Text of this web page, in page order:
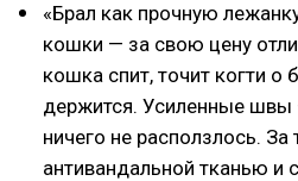
«Брал как прочную
кошки — за свою цену
кошка спит, точит когти о
держится. Усиленные швы
ничего не расползлось. За
антивандальной тканью